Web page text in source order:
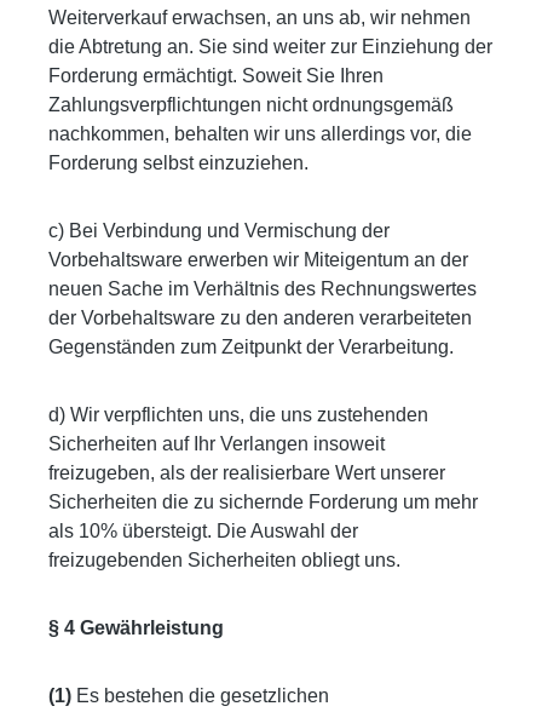
Weiterverkauf erwachsen, an uns ab, wir nehmen
die Abtretung an. Sie sind weiter zur Einziehung der
Forderung ermächtigt. Soweit Sie Ihren
Zahlungsverpflichtungen nicht ordnungsgemäß
nachkommen, behalten wir uns allerdings vor, die
Forderung selbst einzuziehen.
c) Bei Verbindung und Vermischung der
Vorbehaltsware erwerben wir Miteigentum an der
neuen Sache im Verhältnis des Rechnungswertes
der Vorbehaltsware zu den anderen verarbeiteten
Gegenständen zum Zeitpunkt der Verarbeitung.
d) Wir verpflichten uns, die uns zustehenden
Sicherheiten auf Ihr Verlangen insoweit
freizugeben, als der realisierbare Wert unserer
Sicherheiten die zu sichernde Forderung um mehr
als 10% übersteigt. Die Auswahl der
freizugebenden Sicherheiten obliegt uns.
§ 4 Gewährleistung
(1) Es bestehen die gesetzlichen